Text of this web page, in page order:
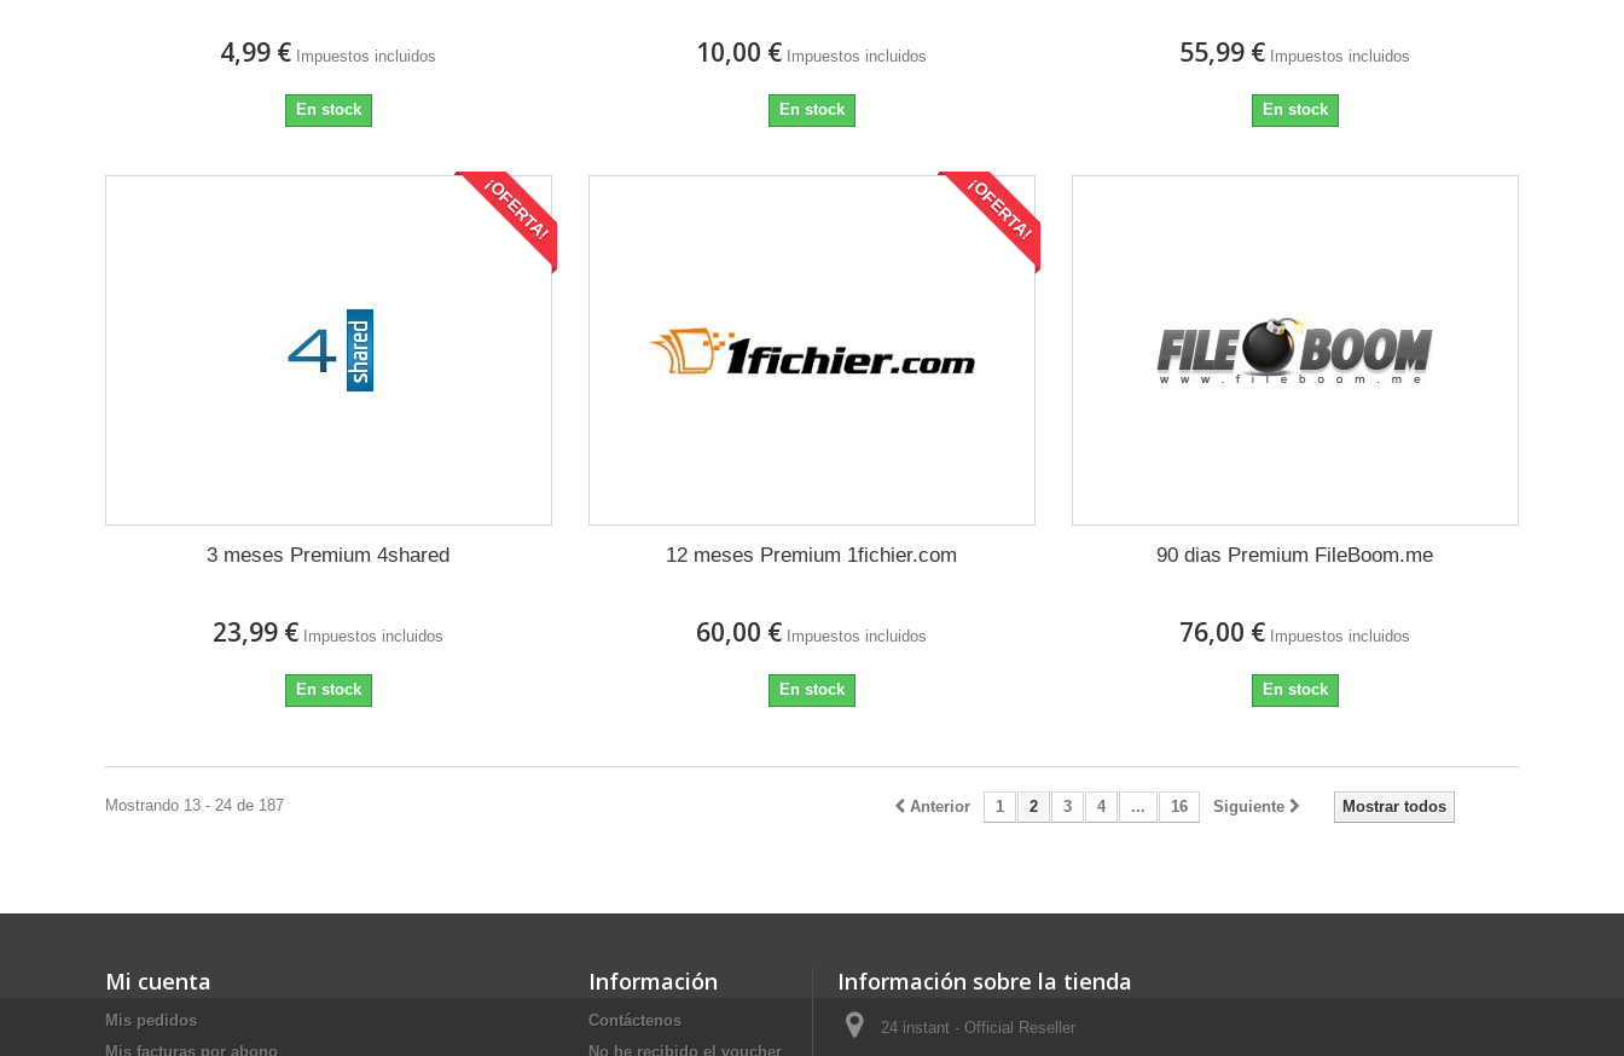
4,99 € Impuestos incluidos
En stock
10,00 € Impuestos incluidos
En stock
55,99 € Impuestos incluidos
En stock
¡OFERTA!
3 meses Premium 4shared
23,99 € Impuestos incluidos
En stock
¡OFERTA!
12 meses Premium 1fichier.com
60,00 € Impuestos incluidos
En stock
90 dias Premium FileBoom.me
76,00 € Impuestos incluidos
En stock
Mostrar todos
Anterior 1 2 3 4 ... 16 Siguiente
Mostrando 13 - 24 de 187
Mi cuenta
Mis pedidos
Mis facturas por abono
Información
Contáctenos
No he recibido el voucher
Información sobre la tienda
24 instant - Official Reseller